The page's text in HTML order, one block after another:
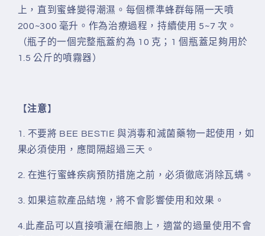
上，直到蜜蜂變得潮濕。每個標準蜂群每隔一天噴
200~300 毫升。作為治療過程，持續使用 5~7 次。
（瓶子的一個完整瓶蓋約為 10 克；1 個瓶蓋足夠用於
1.5 公斤的噴霧器）
【注意】
1. 不要將 BEE BESTIE 與消毒和滅菌藥物一起使用，如
果必須使用，應間隔超過三天。
2. 在進行蜜蜂疾病預防措施之前，必須徹底消除瓦螨。
3. 如果這款產品結塊，將不會影響使用和效果。
4.此產品可以直接噴灑在細胞上，適當的過量使用不會